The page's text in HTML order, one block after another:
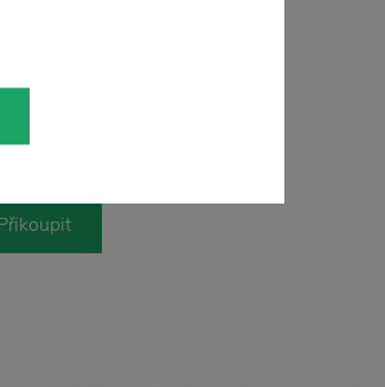
OYOY
Rabbit in hat